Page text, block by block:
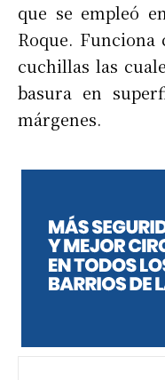
que se empleó
Roque.
cuchillas las
basura en
márgenes.